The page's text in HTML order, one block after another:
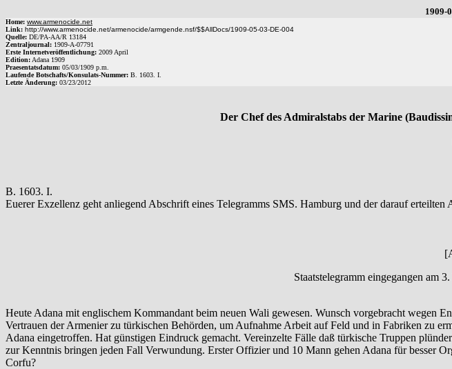
1909-
Home: www.armenocide.net
Link: http://www.armenocide.net/armenocide/armgende.nsf/$$AllDocs/1909-05-03-DE-004
Quelle: DE/PA-AA/R 13184
Zentraljournal: 1909-A-07791
Erste Internetveröffentlichung: 2009 April
Edition: Adana 1909
Praesentatsdatum: 05/03/1909 p.m.
Laufende Botschafts/Konsulats-Nummer: B.
1603. I.
Letzte Änderung: 03/23/2012
Der Chef des Admiralstabs der Marine
B. 1603. I.
Euerer Exzellenz geht anliegend Abschrift eines Telegramms SMS. Hamburg und der darauf erteilten
Staatstelegramm eingegangen am
Heute Adana mit englischem Kommandant beim neuen Wali gewesen. Wunsch vorgebracht
Vertrauen der Armenier zu türkischen Behörden, um Aufnahme Arbeit auf Feld und in Fabriken zu
Adana eingetroffen. Hat günstigen Eindruck gemacht. Vereinzelte Fälle daß türkische Truppen
zur Kenntnis bringen jeden Fall Verwundung. Erster Offizier und 10 Mann gehen Adana für besser
Corfu?